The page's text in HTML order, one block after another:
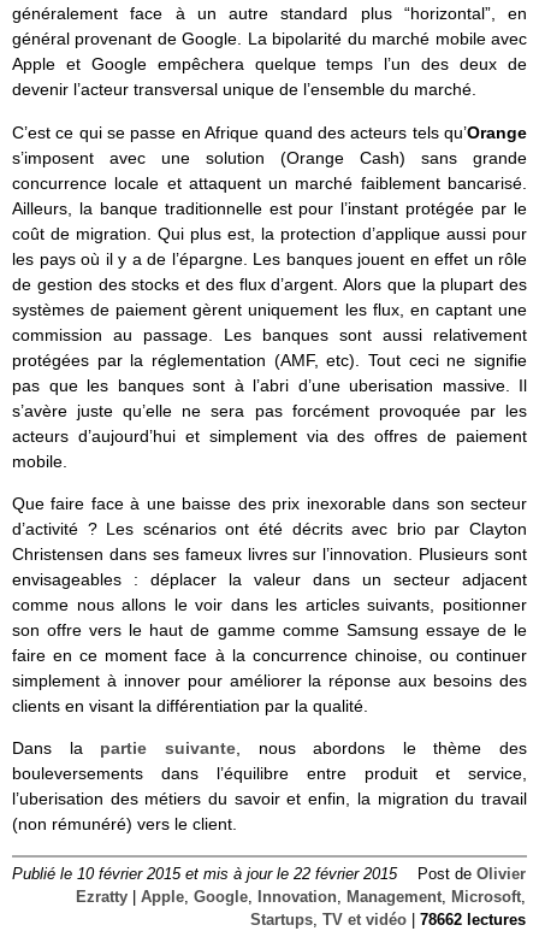
généralement face à un autre standard plus “horizontal”, en
général provenant de Google. La bipolarité du marché mobile avec
Apple et Google empêchera quelque temps l’un des deux de
devenir l’acteur transversal unique de l’ensemble du marché.
C’est ce qui se passe en Afrique quand des acteurs tels qu’Orange
s’imposent avec une solution (Orange Cash) sans grande
concurrence locale et attaquent un marché faiblement bancarisé.
Ailleurs, la banque traditionnelle est pour l’instant protégée par le
coût de migration. Qui plus est, la protection d’applique aussi pour
les pays où il y a de l’épargne. Les banques jouent en effet un rôle
de gestion des stocks et des flux d’argent. Alors que la plupart des
systèmes de paiement gèrent uniquement les flux, en captant une
commission au passage. Les banques sont aussi relativement
protégées par la réglementation (AMF, etc). Tout ceci ne signifie
pas que les banques sont à l’abri d’une uberisation massive. Il
s’avère juste qu’elle ne sera pas forcément provoquée par les
acteurs d’aujourd’hui et simplement via des offres de paiement
mobile.
Que faire face à une baisse des prix inexorable dans son secteur
d’activité ? Les scénarios ont été décrits avec brio par Clayton
Christensen dans ses fameux livres sur l’innovation. Plusieurs sont
envisageables : déplacer la valeur dans un secteur adjacent
comme nous allons le voir dans les articles suivants, positionner
son offre vers le haut de gamme comme Samsung essaye de le
faire en ce moment face à la concurrence chinoise, ou continuer
simplement à innover pour améliorer la réponse aux besoins des
clients en visant la différentiation par la qualité.
Dans la partie suivante, nous abordons le thème des
bouleversements dans l’équilibre entre produit et service,
l’uberisation des métiers du savoir et enfin, la migration du travail
(non rémunéré) vers le client.
Publié le 10 février 2015 et mis à jour le 22 février 2015 Post de Olivier
Ezratty
Apple Google Innovation Management Microsoft
Startups TV et vidéo 78662 lectures